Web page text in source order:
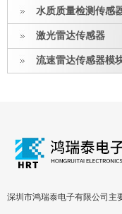
水质质量检测传感
激光雷达传感器
流速雷达传感器模
深圳市鸿瑞泰电子有限公司主